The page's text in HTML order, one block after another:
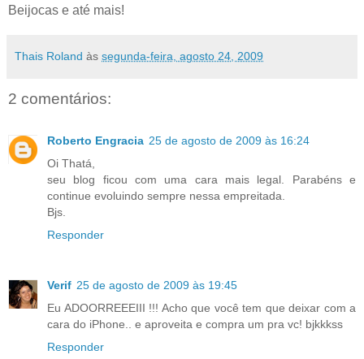
Beijocas e até mais!
Thais Roland às segunda-feira, agosto 24, 2009
2 comentários:
Roberto Engracia 25 de agosto de 2009 às 16:24
Oi Thatá,
seu blog ficou com uma cara mais legal. Parabéns e
continue evoluindo sempre nessa empreitada.
Bjs.
Responder
Verif 25 de agosto de 2009 às 19:45
Eu ADOORREEEIII !!! Acho que você tem que deixar com a
cara do iPhone.. e aproveita e compra um pra vc! bjkkkss
Responder